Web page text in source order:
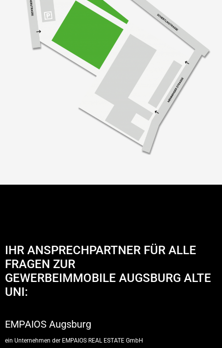
IHR ANSPRECHPARTNER FÜR ALLE
FRAGEN ZUR
GEWERBEIMMOBILE AUGSBURG ALTE
UNI:​
EMPAIOS Augsburg
ein Unternehmen der EMPAIOS REAL ESTATE GmbH